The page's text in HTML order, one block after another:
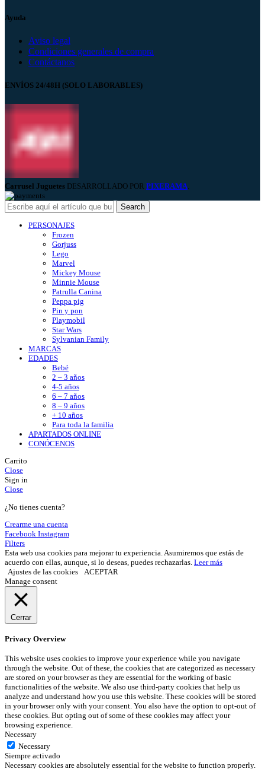
Ayuda
Aviso legal
Condiciones generales de compra
Contáctanos
ENVÍOS 24/48H (SOLO LABORABLES)
Carrusel Juguetes DESARROLLADO POR PIXERAMA
Search
PERSONAJES
Frozen
Gorjuss
Lego
Marvel
Mickey Mouse
Minnie Mouse
Patrulla Canina
Peppa pig
Pin y pon
Playmobil
Star Wars
Sylvanian Family
MARCAS
EDADES
Bebé
2 – 3 años
4-5 años
6 – 7 años
8 – 9 años
+ 10 años
Para toda la familia
APARTADOS ONLINE
CONÓCENOS
Carrito
Close
Sign in
Close
¿No tienes cuenta?
Crearme una cuenta
Facebook Instagram
Filters
Esta web usa cookies para mejorar tu experiencia. Asumiremos que estás de
acuerdo con ellas, aunque, si lo deseas, puedes rechazarlas. Leer más
Ajustes de las cookies
ACEPTAR
Manage consent
Cerrar
Privacy Overview
This website uses cookies to improve your experience while you navigate
through the website. Out of these, the cookies that are categorized as necessary
are stored on your browser as they are essential for the working of basic
functionalities of the website. We also use third-party cookies that help us
analyze and understand how you use this website. These cookies will be stored
in your browser only with your consent. You also have the option to opt-out of
these cookies. But opting out of some of these cookies may affect your
browsing experience.
Necessary
Necessary
Siempre activado
Necessary cookies are absolutely essential for the website to function properly.